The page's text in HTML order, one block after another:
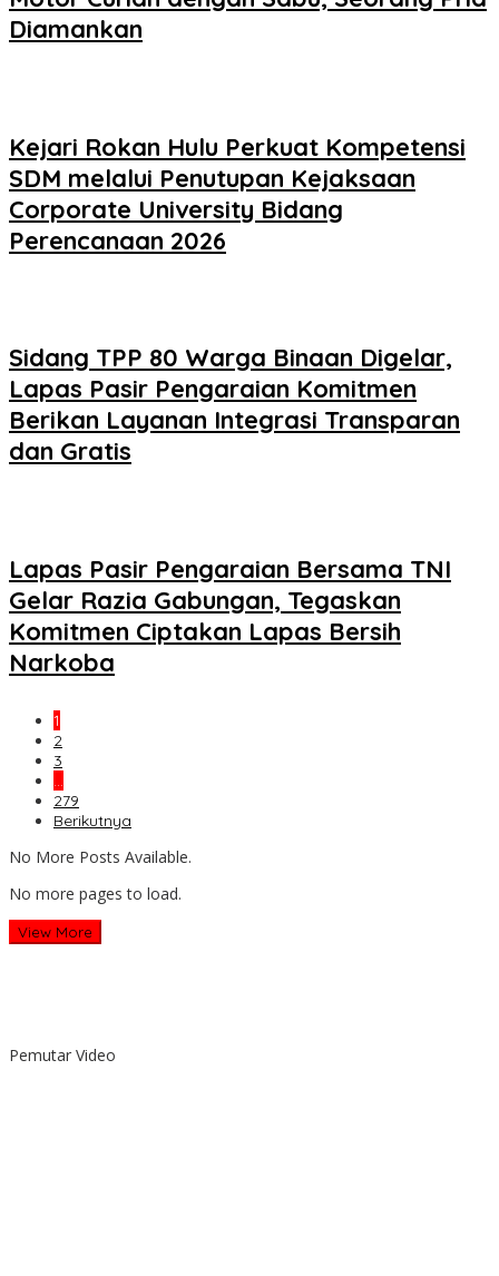
Diamankan
Kejari Rokan Hulu Perkuat Kompetensi
SDM melalui Penutupan Kejaksaan
Corporate University Bidang
Perencanaan 2026
Sidang TPP 80 Warga Binaan Digelar,
Lapas Pasir Pengaraian Komitmen
Berikan Layanan Integrasi Transparan
dan Gratis
Lapas Pasir Pengaraian Bersama TNI
Gelar Razia Gabungan, Tegaskan
Komitmen Ciptakan Lapas Bersih
Narkoba
1
2
3
…
279
Berikutnya
No More Posts Available.
No more pages to load.
View More
Pemutar Video